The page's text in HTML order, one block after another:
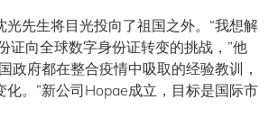
光先生将目光投向了祖国之外。“我想解
证向全球数字身份证转变的挑战，”他
政府都在整合疫情中吸取的经验教训，
化。”新公司Hopae成立，目标是国际市